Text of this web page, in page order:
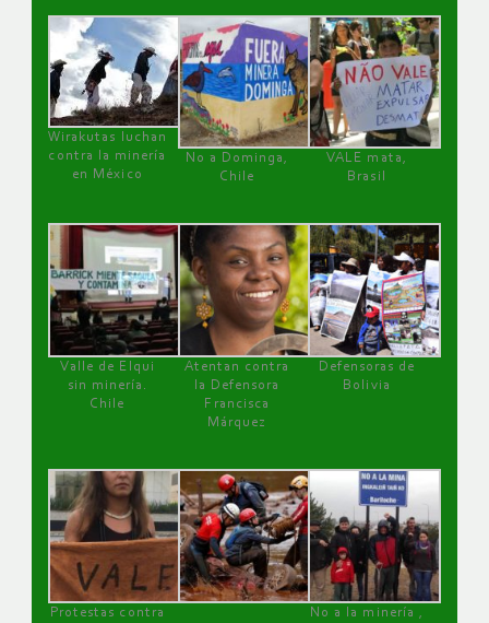
Wirakutas luchan
contra la minería
en México
No a Dominga,
Chile
VALE mata,
Brasil
Valle de Elqui
sin minería.
Chile
Atentan contra
la Defensora
Francisca
Márquez
Defensoras de
Bolivia
Protestas contra
No a la minería ,